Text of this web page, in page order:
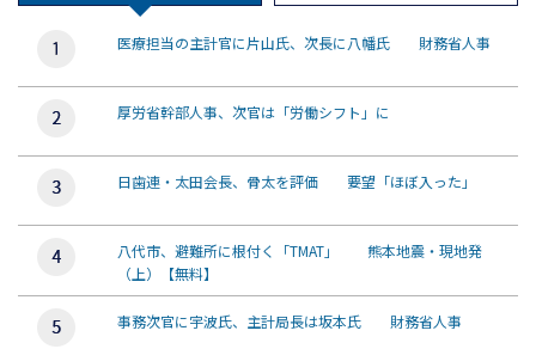
医療担当の主計官に片山氏、次長に八幡氏 財務省人事
厚労省幹部人事、次官は「労働シフト」に
日歯連・太田会長、骨太を評価 要望「ほぼ入った」
八代市、避難所に根付く「TMAT」 熊本地震・現地発
（上）【無料】
事務次官に宇波氏、主計局長は坂本氏 財務省人事